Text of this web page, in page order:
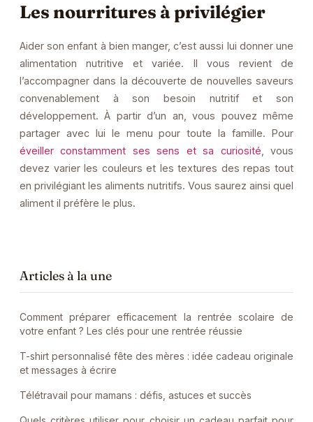
Les nourritures à privilégier
Aider son enfant à bien manger, c’est aussi lui donner une
alimentation nutritive et variée. Il vous revient de
l’accompagner dans la découverte de nouvelles saveurs
convenablement à son besoin nutritif et son
développement. À partir d’un an, vous pouvez même
partager avec lui le menu pour toute la famille. Pour
éveiller constamment ses sens et sa curiosité , vous
devez varier les couleurs et les textures des repas tout
en privilégiant les aliments nutritifs. Vous saurez ainsi quel
aliment il préfère le plus.
Articles à la une
Comment préparer efficacement la rentrée scolaire de
votre enfant ? Les clés pour une rentrée réussie
T-shirt personnalisé fête des mères : idée cadeau originale
et messages à écrire
Télétravail pour mamans : défis, astuces et succès